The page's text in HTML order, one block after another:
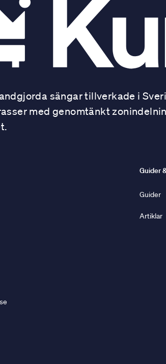
sängar tillverkade i
med genomtänkt
Guider
Guider
Artiklar